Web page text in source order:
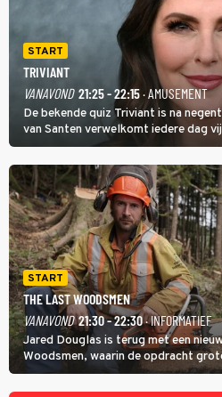
START
TRIVIANT
VANAVOND 21:25 - 22:15· AMUSEMENT
De bekende quiz Triviant is na
van Santen verwelkomt iedere dag
vragen beantwoorden in
speler gaat direct door naar de
START
THE LAST WOODSMEN
VANAVOND 21:30 - 22:30· INFORMATIEF
Jared Douglas is terug met een
Woodsmen, waarin de opdracht
tijd probeert hij een miljoen dollar bij
toekomst van het